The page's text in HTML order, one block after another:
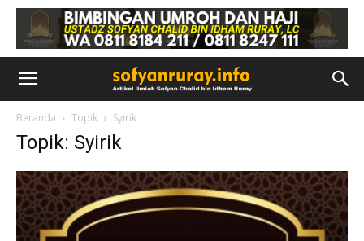
Beranda Topik Syirik
Topik: Syirik